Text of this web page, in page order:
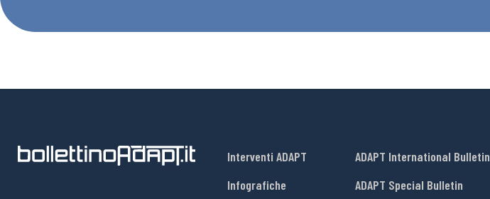
Interventi ADAPT
Infografiche
ADAPT International Bulletin
ADAPT Special Bulletin